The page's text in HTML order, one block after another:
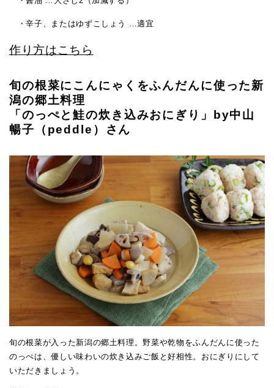
・辛子、またはゆずこしょう …適宜
作り方はこちら
旬の根菜にこんにゃくをふんだんに使った新
潟の郷土料理
「のっぺと鮭の炊き込みおにぎり」by中山
暢子（peddle）さん
旬の根菜が入った新潟の郷土料理。野菜や乾物をふんだんに使った
のっぺは、優しい味わいの炊き込みご飯と好相性。おにぎりにして
いただきましょう。